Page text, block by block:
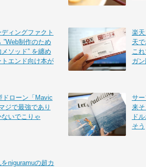
ィングファクト
”Web制作のため
ソッド” を纏め
エンド向け本が
楽
天
こ
ガン
ドローン「Mavic
ジで最強であり
いでこりゃ
サ
来
ド
そう
niguramuの超カ